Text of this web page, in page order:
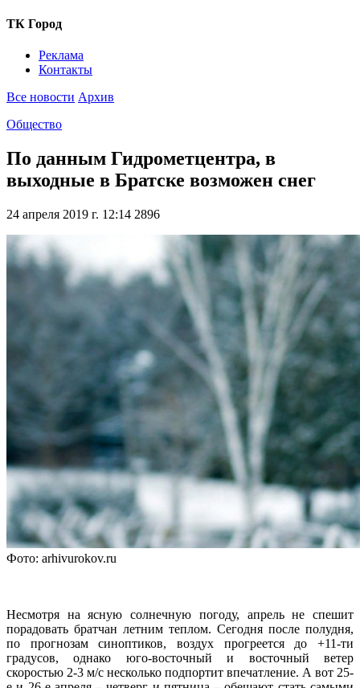
ТК Город
Реклама
Контакты
Все новости Архив
Общество
По данным Гидрометцентра, в
выходные в Братске возможен снег
24 апреля 2019 г. 12:14 2896
Фото: arhivurokov.ru
Несмотря на ясную солнечную погоду, апрель не спешит
порадовать братчан летним теплом. Сегодня после полудня,
по прогнозам синоптиков, воздух прогреется до +11-ти
градусов, однако юго-восточный и восточный ветер
скоростью 2-3 м/с несколько подпортит впечатление. А вот 25-